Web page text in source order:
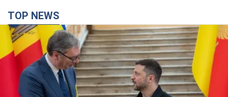
Зеленский впервые прибыл в Сербию:
запланирована встреча с Вучичем и не только.
Видео
Это первый визит главы государства в Белград